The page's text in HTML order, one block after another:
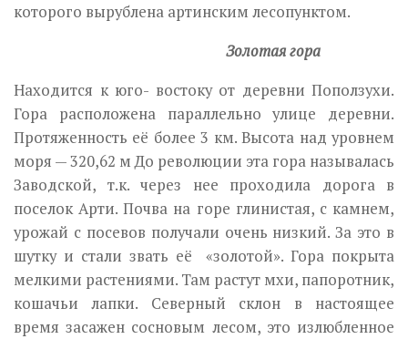
которого вырублена артинским лесопунктом.
Золотая гора
Находится к юго- востоку от деревни Поползухи.
Гора расположена параллельно улице деревни.
Протяженность её более 3 км. Высота над уровнем
моря — 320,62 м До революции эта гора называлась
Заводской, т.к. через нее проходила дорога в
поселок Арти. Почва на горе глинистая, с камнем,
урожай с посевов получали очень низкий. За это в
шутку и стали звать её «золотой». Гора покрыта
мелкими растениями. Там растут мхи, папоротник,
кошачьи лапки. Северный склон в настоящее
время засажен сосновым лесом, это излюбленное